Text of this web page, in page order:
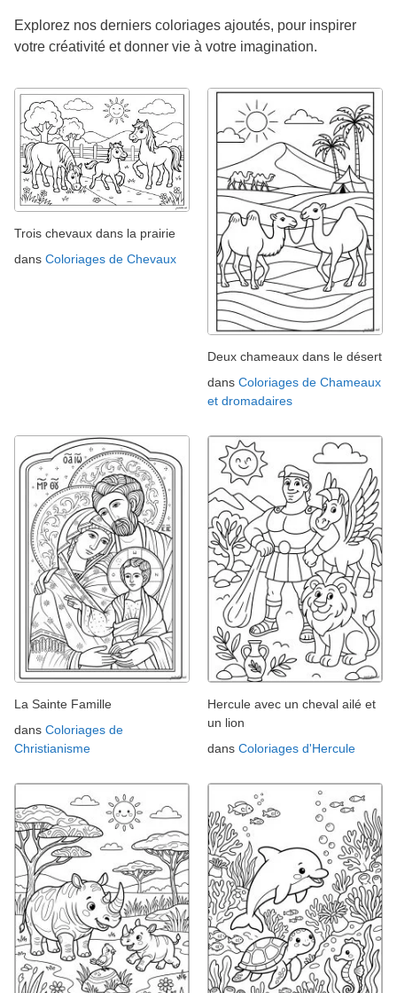
Explorez nos derniers coloriages ajoutés, pour inspirer
votre créativité et donner vie à votre imagination.
Trois chevaux dans la prairie
dans Coloriages de Chevaux
Deux chameaux dans le désert
dans Coloriages de Chameaux
et dromadaires
La Sainte Famille
dans Coloriages de
Christianisme
Hercule avec un cheval ailé et
un lion
dans Coloriages d'Hercule